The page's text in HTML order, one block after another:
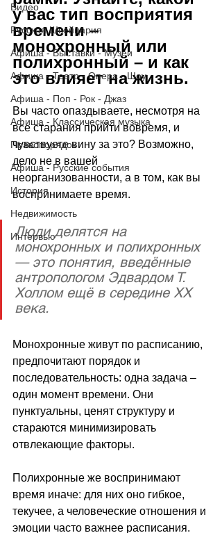
Видео
Русская Швейцария
Афиша - Выставки - Музеи
Афиша - Театр - Опера - Шоу
Афиша - Поп - Рок - Джаз
Афиша - Классическая музыка
Правопорядок
Афиша - Русские события
История
Недвижимость
Интервью
у вас тип восприятия
времени –
монохронный или
полихронный – и как
это влияет на жизнь.
Вы часто опаздываете, несмотря на
все старания прийти вовремя, и
чувствуете вину за это? Возможно,
дело не в вашей
неорганизованности, а в том, как вы
воспринимаете время.
Люди делятся на
монохронных и полихронных
— это понятия, введённые
антропологом Эдвардом Т.
Холлом ещё в середине XX
века.
Монохронные живут по расписанию,
предпочитают порядок и
последовательность: одна задача –
один момент времени. Они
пунктуальны, ценят структуру и
стараются минимизировать
отвлекающие факторы.
Полихронные же воспринимают
время иначе: для них оно гибкое,
текучее, а человеческие отношения и
эмоции часто важнее расписания.